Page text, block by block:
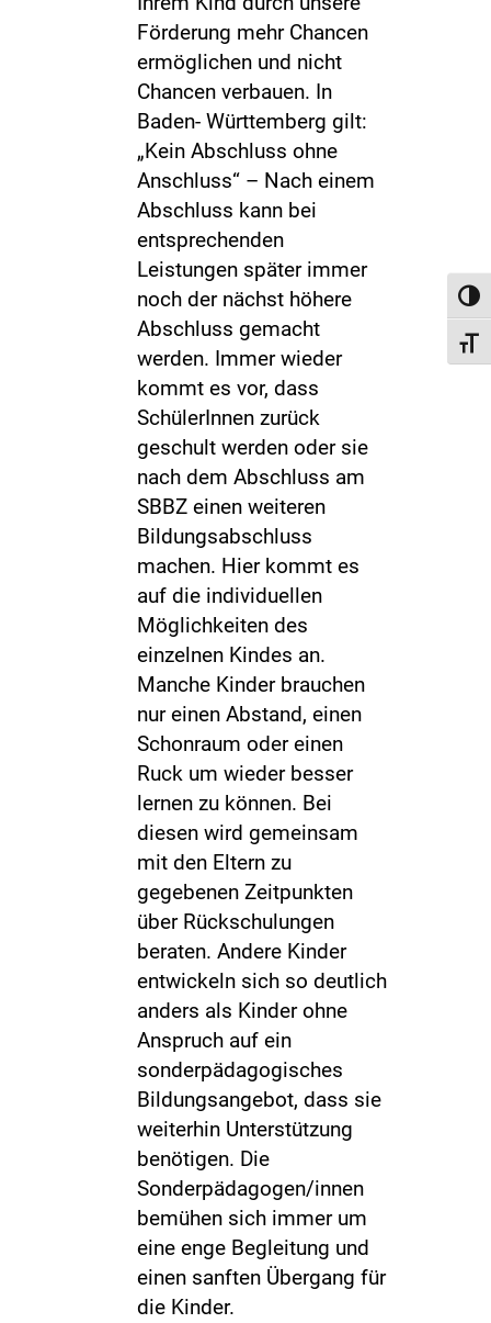
Förderung mehr Chancen
ermöglichen und nicht
Chancen verbauen. In
Baden- Württemberg gilt:
„Kein Abschluss ohne
Anschluss“ – Nach einem
Abschluss kann bei
entsprechenden
Leistungen später immer
noch der nächst höhere
Abschluss gemacht
werden. Immer wieder
kommt es vor, dass
SchülerInnen zurück
geschult werden oder sie
nach dem Abschluss am
SBBZ einen weiteren
Bildungsabschluss
machen. Hier kommt es
auf die individuellen
Möglichkeiten des
einzelnen Kindes an.
Manche Kinder brauchen
nur einen Abstand, einen
Schonraum oder einen
Ruck um wieder besser
lernen zu können. Bei
diesen wird gemeinsam
mit den Eltern zu
gegebenen Zeitpunkten
über Rückschulungen
beraten. Andere Kinder
entwickeln sich so deutlich
anders als Kinder ohne
Anspruch auf ein
sonderpädagogisches
Bildungsangebot, dass sie
weiterhin Unterstützung
benötigen. Die
Sonderpädagogen/innen
bemühen sich immer um
eine enge Begleitung und
einen sanften Übergang für
die Kinder.